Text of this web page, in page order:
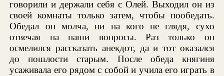
говорили и держали себя с Олей. Выходил он из
своей комнаты только затем, чтобы пообедать.
Обедал он молча, ни на кого не глядя, сухо
отвечая на наши вопросы. Раз только он
осмелился рассказать анекдот, да и тот оказался
до пошлости старым. После обеда княгиня
усаживала его рядом с собой и учила его играть в